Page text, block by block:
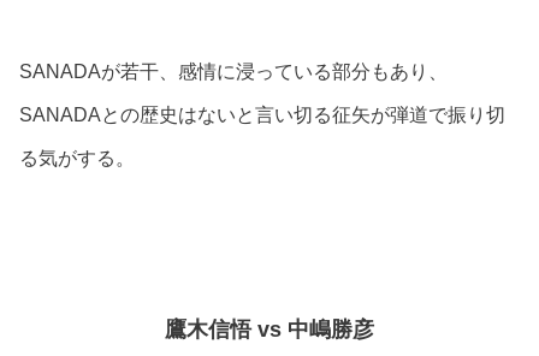
SANADAが若干、感情に浸っている部分もあり、
SANADAとの歴史はないと言い切る征矢が弾道で振り切
る気がする。
鷹木信悟 vs 中嶋勝彦